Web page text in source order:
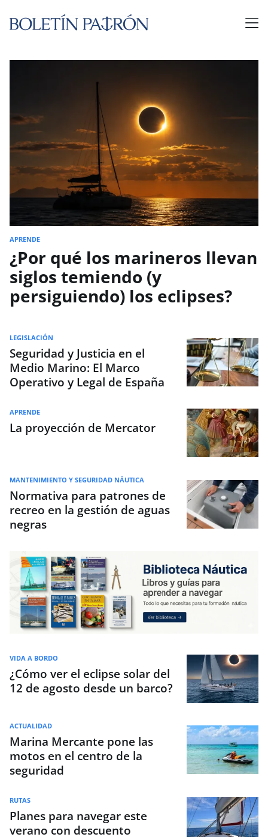
APRENDE
¿Por qué los marineros llevan
siglos temiendo (y
persiguiendo) los eclipses?
LEGISLACIÓN
Seguridad y Justicia en el
Medio Marino: El Marco
Operativo y Legal de España
APRENDE
La proyección de Mercator
MANTENIMIENTO Y SEGURIDAD NÁUTICA
Normativa para patrones de
recreo en la gestión de aguas
negras
VIDA A BORDO
¿Cómo ver el eclipse solar del
12 de agosto desde un barco?
ACTUALIDAD
Marina Mercante pone las
motos en el centro de la
seguridad
RUTAS
Planes para navegar este
verano con descuento